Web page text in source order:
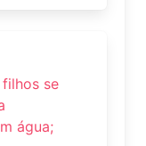
se
água;